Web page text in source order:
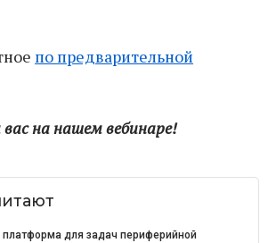
по предварительной
на нашем вебинаре!
для задач периферийной